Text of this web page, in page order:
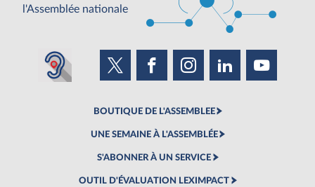
l'Assemblée nationale
BOUTIQUE DE L'ASSEMBLEE
UNE SEMAINE À L'ASSEMBLÉE
S'ABONNER À UN SERVICE
OUTIL D'ÉVALUATION LEXIMPACT